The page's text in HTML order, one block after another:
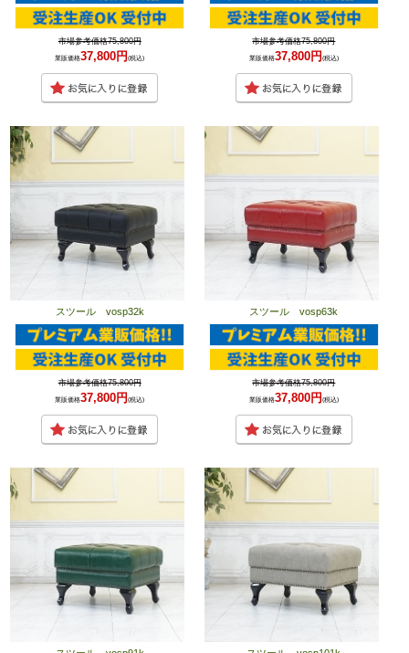
市場参考価格75,800円
業販価格37,800円(税込)
市場参考価格75,800円
業販価格37,800円 (税込)
スツール vosp32k
市場参考価格75,800円
業販価格37,800円(税込)
スツール vosp63k
市場参考価格75,800円
業販価格37,800円 (税込)